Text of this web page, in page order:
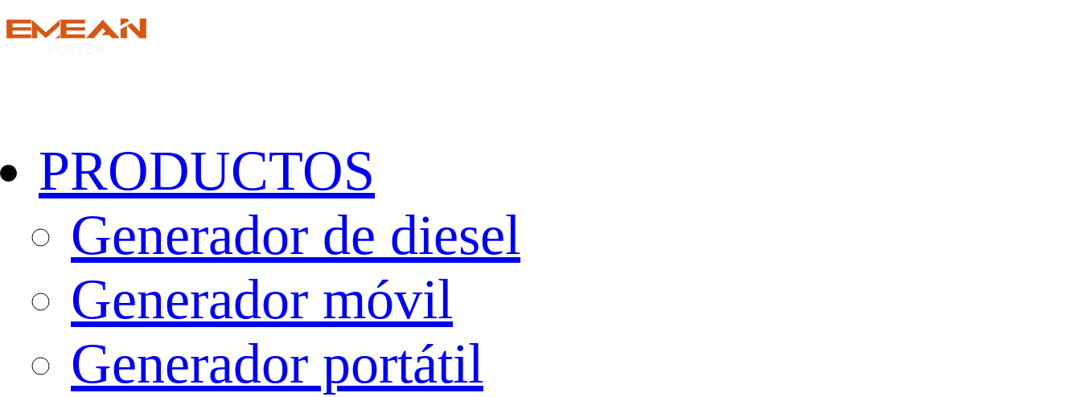
PRODUCTOS
Generador de diesel
Generador móvil
Generador portátil